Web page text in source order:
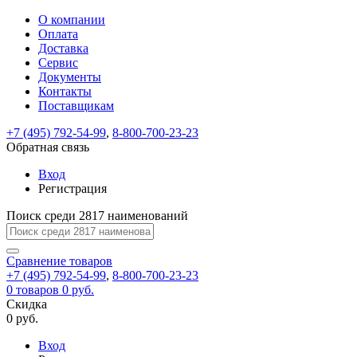
ВходРегистрация
Только
test@example.com
отправлена
по
ней
для
регистрации.
Ок
Только
Запомнить
меня
Забыли
Восстановление
пароля
Заполните
форму.
Мы
отправим
ссылку
на
указанный
электронный
адрес,
перейдя
по
которой
вы
новый
На
вашу
test@test.ru
отправлена
ссылка.
Перейдите
по
для
смены
пароля.
Введите
новый
пароль
Сменить
Пароль
успешно
Войти
Обратная
связь
Сообщение
пользовательского
соглашения
Ваше
сообщение
успешно
О компании
Оплата
Доставка
Сервис
Документы
Контакты
Поставщикам
+7 (495) 792-54-99, 8-800-700-23-23
Обратная связь
Вход
Регистрация
Поиск среди 2817 наименований
Сравнение товаров
+7 (495) 792-54-99, 8-800-700-23-23
0 товаров 0 руб.
Скидка
0 руб.
Вход